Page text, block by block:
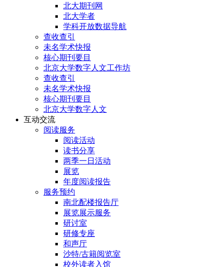
北大期刊网
北大学者
学科开放数据导航
查收查引
未名学术快报
核心期刊要目
北京大学数字人文工作坊
查收查引
未名学术快报
核心期刊要目
北京大学数字人文
互动交流
阅读服务
阅读活动
读书分享
两季一日活动
展览
年度阅读报告
服务预约
南北配楼报告厅
展览展示服务
研讨室
研修专座
和声厅
沙特/古籍阅览室
校外读者入馆